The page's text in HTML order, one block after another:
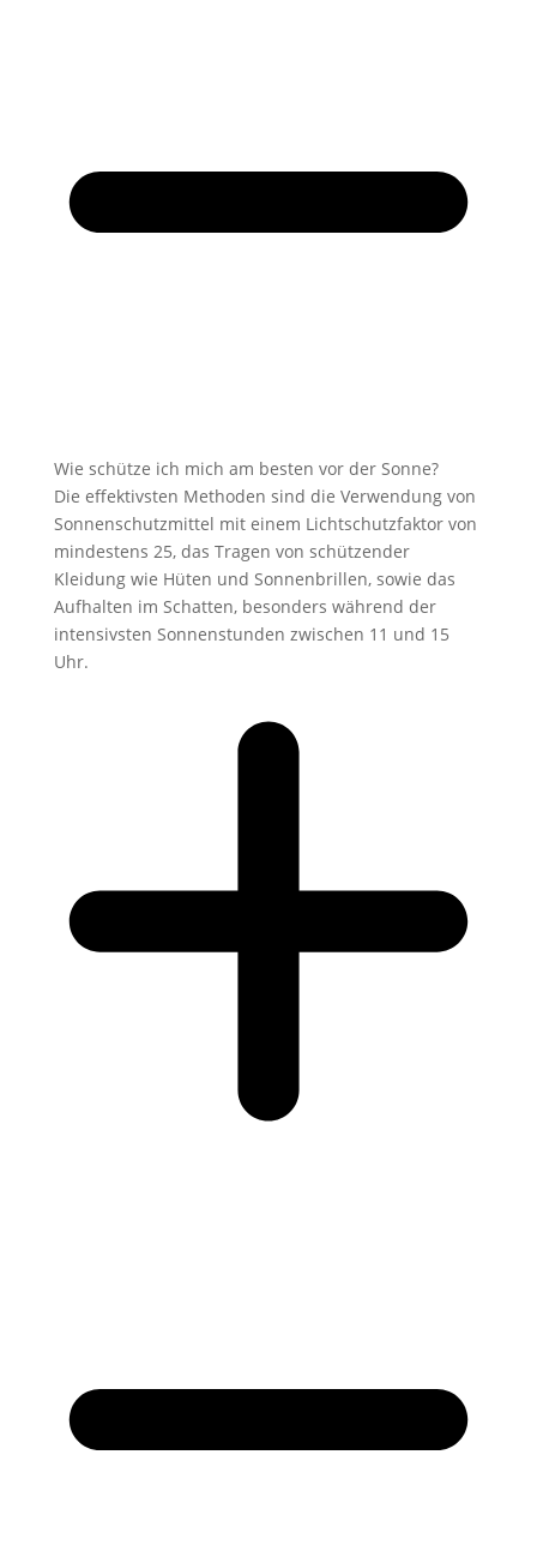
Wie schütze ich mich am besten vor der Sonne?
Die effektivsten Methoden sind die Verwendung von
Sonnenschutzmittel mit einem Lichtschutzfaktor von
mindestens 25, das Tragen von schützender
Kleidung wie Hüten und Sonnenbrillen, sowie das
Aufhalten im Schatten, besonders während der
intensivsten Sonnenstunden zwischen 11 und 15
Uhr.